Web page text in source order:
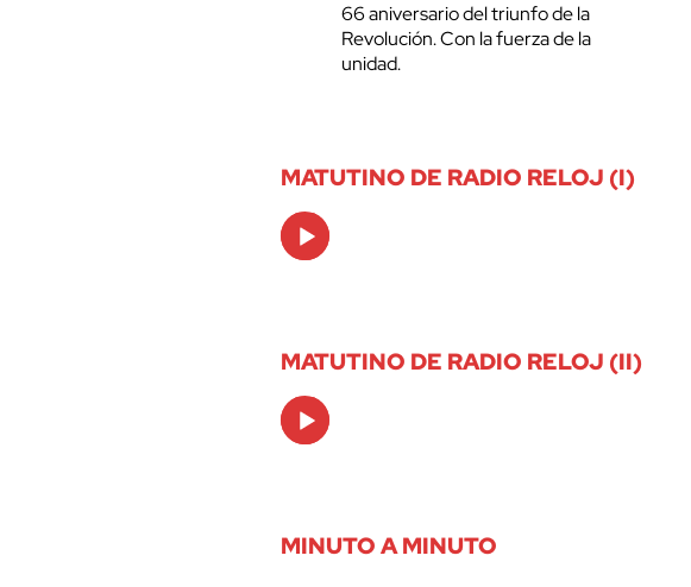
66 aniversario del triunfo de la
Revolución. Con la fuerza de la
unidad.
MATUTINO DE RADIO RELOJ (I)
Audio
Player
MATUTINO DE RADIO RELOJ (II)
Audio
Player
MINUTO A MINUTO